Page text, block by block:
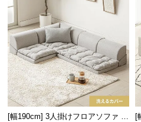
品・
キ
ャ
ン
[幅190cm] 3人掛けフロアソファ プ
[